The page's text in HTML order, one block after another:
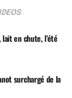
en chute, l’été
surchargé de la